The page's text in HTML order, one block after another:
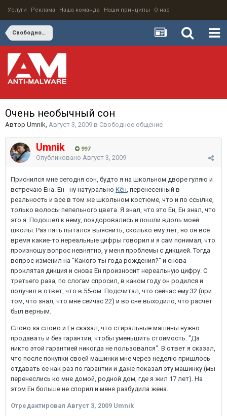
Услуги Реклама Наша команда Наши принципы О нас
Свободное общение
Очень необычный сон
Автор Umnik, Август 3, 2009 в Свободное общение
Umnik 997
Опубликовано Август 3, 2009
Приснился мне сегодня сон, будто я на школьном дворе гуляю и
встречаю Ена. Ен - ну натурально Кён, перенесенный в
реальность и все в том же школьном костюме, что и по ссылке,
только волосы пепельного цвета. Я знал, что это Ен, Ен знал, что
это я. Подошел к нему, поздоровались и пошли вдоль моей
школы. Раз пять пытался выяснить, сколько ему лет, но он все
время какие-то нереальные цифры говорил и я сам понимал, что
произношу вопрос невнятно, у меня проблемы с дикцией. Тогда
вопрос изменил на "Какого ты года рождения?" и снова
проклятая дикция и снова Ен произносит нереальную цифру. С
третьего раза, по слогам спросил, в каком году он родился и
получил в ответ, что в 55-ом. Подсчитал, что сейчас ему 32 (при
том, что знал, что мне сейчас 22) и во сне выходило, что расчет
был верным.
Слово за слово и Ен сказал, что стиральные машины нужно
продавать и без гарантии, чтобы уменьшить стоимость. "Да
никто этой гарантией никогда не пользовался". В ответ я сказал,
что после покупки своей машинки мне через неделю пришлось
отдавать ее как раз по гарантии и даже показал эту машинку (мы
перенеслись ко мне домой, родной дом, где я жил 17 лет). На
этом Ен больше не спорил и меня разбудила жена.
Отредактировал Август 3, 2009 Umnik